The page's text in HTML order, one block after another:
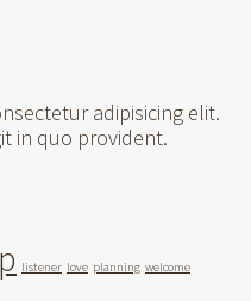
adipisicing elit.
in quo provident.
listener love planning welcome